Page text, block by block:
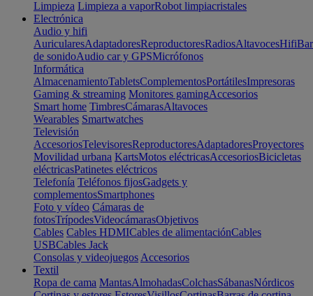
Limpieza Limpieza a vaporRobot limpiacristales
Electrónica
Audio y hifi
AuricularesAdaptadoresReproductoresRadiosAltavocesHifi
de sonidoAudio car y GPSMicrófonos
Informática
AlmacenamientoTabletsComplementosPortátilesImpresoras
Gaming & streaming Monitores gamingAccesorios
Smart home TimbresCámarasAltavoces
Wearables Smartwatches
Televisión
AccesoriosTelevisoresReproductoresAdaptadoresProyectores
Movilidad urbana KartsMotos eléctricasAccesoriosBicicletas
eléctricasPatinetes eléctricos
Telefonía Teléfonos fijosGadgets y
complementosSmartphones
Foto y vídeo Cámaras de
fotosTrípodesVideocámarasObjetivos
Cables Cables HDMICables de alimentaciónCables
USBCables Jack
Consolas y videojuegos Accesorios
Textil
Ropa de cama MantasAlmohadasColchasSábanasNórdicos